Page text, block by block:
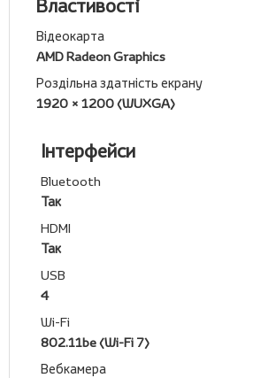
Властивості
Відеокарта
AMD Radeon Graphics
Роздільна здатність екрану
1920 × 1200 (WUXGA)
Інтерфейси
Bluetooth
Так
HDMI
Так
USB
4
Wi-Fi
802.11be (Wi-Fi 7)
Вебкамера